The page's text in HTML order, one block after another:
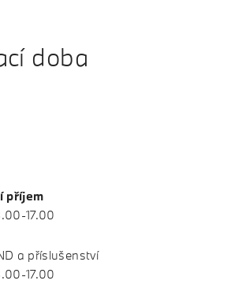
doba
příjem
17.00
a příslušenství
17.00